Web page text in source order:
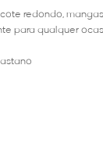
redondo,
para qualquer